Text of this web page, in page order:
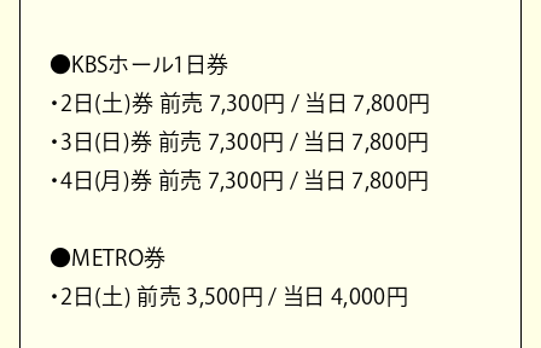
●KBSホール1日券
・2日(土)券 前売 7,300円 / 当日 7,800円
・3日(日)券 前売 7,300円 / 当日 7,800円
・4日(月)券 前売 7,300円 / 当日 7,800円
●METRO券
・2日(土) 前売 3,500円 / 当日 4,000円